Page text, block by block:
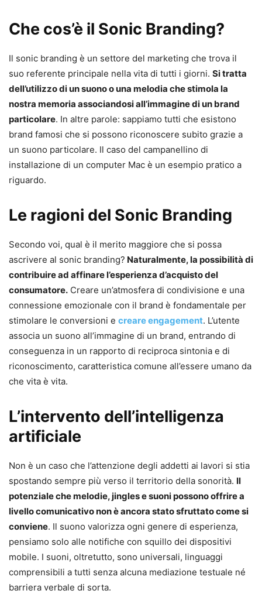
Che cos’è il Sonic Branding?
Il sonic branding è un settore del marketing che trova il
suo referente principale nella vita di tutti i giorni. Si tratta
dell’utilizzo di un suono o una melodia che stimola la
nostra memoria associandosi all’immagine di un brand
particolare. In altre parole: sappiamo tutti che esistono
brand famosi che si possono riconoscere subito grazie a
un suono particolare. Il caso del campanellino di
installazione di un computer Mac è un esempio pratico a
riguardo.
Le ragioni del Sonic Branding
Secondo voi, qual è il merito maggiore che si possa
ascrivere al sonic branding? Naturalmente, la possibilità di
contribuire ad affinare l’esperienza d’acquisto del
consumatore. Creare un’atmosfera di condivisione e una
connessione emozionale con il brand è fondamentale per
stimolare le conversioni e creare engagement. L’utente
associa un suono all’immagine di un brand, entrando di
conseguenza in un rapporto di reciproca sintonia e di
riconoscimento, caratteristica comune all’essere umano da
che vita è vita.
L’intervento dell’intelligenza
artificiale
Non è un caso che l’attenzione degli addetti ai lavori si stia
spostando sempre più verso il territorio della sonorità. Il
potenziale che melodie, jingles e suoni possono offrire a
livello comunicativo non è ancora stato sfruttato come si
conviene. Il suono valorizza ogni genere di esperienza,
pensiamo solo alle notifiche con squillo dei dispositivi
mobile. I suoni, oltretutto, sono universali, linguaggi
comprensibili a tutti senza alcuna mediazione testuale né
barriera verbale di sorta.